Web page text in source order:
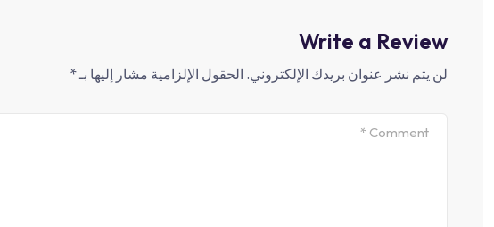
Write a Review
لن يتم نشر عنوان بريدك الإلكتروني. الحقول الإلزامية مشار إليها بـ*